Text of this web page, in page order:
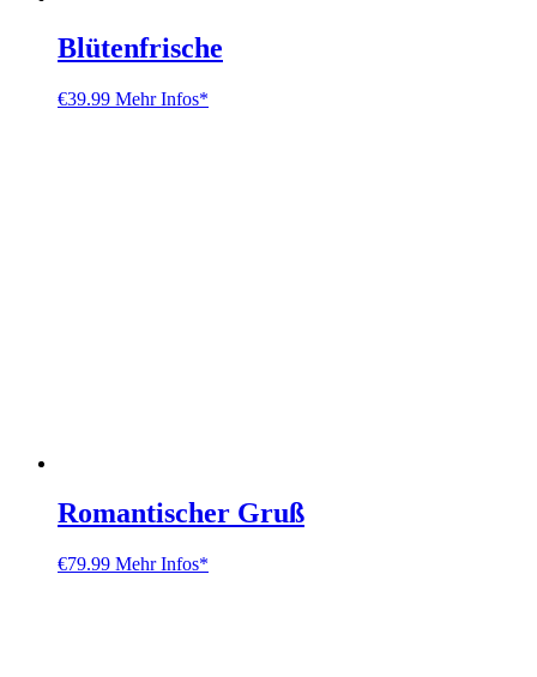
Blütenfrische
€39.99 Mehr Infos*
Romantischer Gruß
€79.99 Mehr Infos*